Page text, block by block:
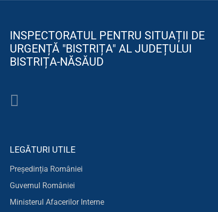
INSPECTORATUL PENTRU SITUAȚII DE
URGENȚĂ "BISTRIȚA" AL JUDEȚULUI
BISTRIȚA-NĂSĂUD
LEGĂTURI UTILE
Președinția României
Guvernul României
Ministerul Afacerilor Interne